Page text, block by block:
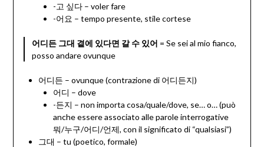
-고 싶다 – voler fare
-어요 – tempo presente, stile cortese
어디든 그대 곁에 있다면 갈 수 있어 = Se sei al mio fianco,
posso andare ovunque
어디든 – ovunque (contrazione di 어디든지)
어디 – dove
-든지 – non importa cosa/quale/dove, se… o… (può
anche essere associato alle parole interrogative
뭐/누구/어디/언제, con il significato di “qualsiasi”)
그대 – tu (poetico, formale)